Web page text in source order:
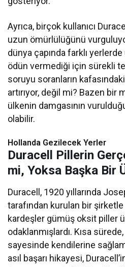
Ayrıca, birçok kullanıcı
uzun ömürlülüğünü
dünya çapında farklı
ödün vermediği için sürekli
soruyu soranların
artırıyor, değil mi? Bazen bir
ülkenin damgasının
olabilir.
Hollanda Gezilecek Yerler
Duracell Pillerin
mi, Yoksa Başka Bir
Duracell, 1920 yıllarında
tarafından kurulan bir şirketle
kardeşler gümüş oksit piller
odaklanmışlardı. Kısa
sayesinde kendilerine
asıl başarı hikayesi,